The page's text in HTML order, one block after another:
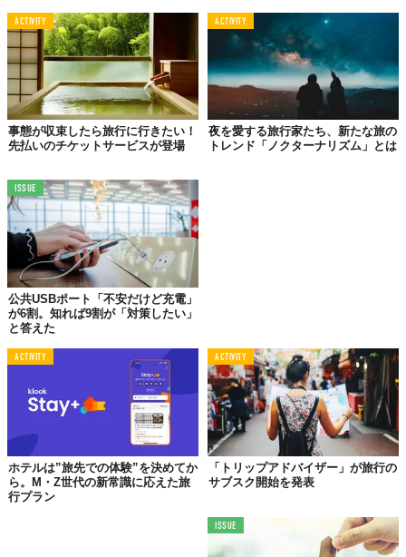
©ANAセールス
©富士通
Licensed material used with permission byANAセールス
Top image: ©ANAセールス
Top image: ©iStock.com/Lorado
TABI LABO
この世界は、もっと広いはずだ。
ACTIVITY
事態が収束したら旅行に行きたい！
先払いのチケットサービスが登場
ACTIVITY
夜を愛する旅行家たち、新たな旅の
トレンド「ノクターナリズム」とは
ISSUE
公共USBポート「不安だけど充電」
が6割。知れば9割が「対策したい」
と答えた
ACTIVITY
ホテルは”旅先での体験”を決めてか
ら。M・Z世代の新常識に応えた旅
行プラン
ACTIVITY
「トリップアドバイザー」が旅行の
サブスク開始を発表
ISSUE